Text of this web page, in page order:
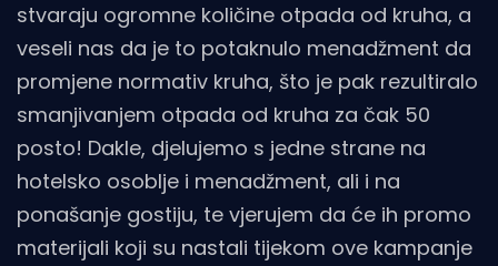
stvaraju ogromne količine otpada od kruha, a
veseli nas da je to potaknulo menadžment da
promjene normativ kruha, što je pak rezultiralo
smanjivanjem otpada od kruha za čak 50
posto! Dakle, djelujemo s jedne strane na
hotelsko osoblje i menadžment, ali i na
ponašanje gostiju, te vjerujem da će ih promo
materijali koji su nastali tijekom ove kampanje